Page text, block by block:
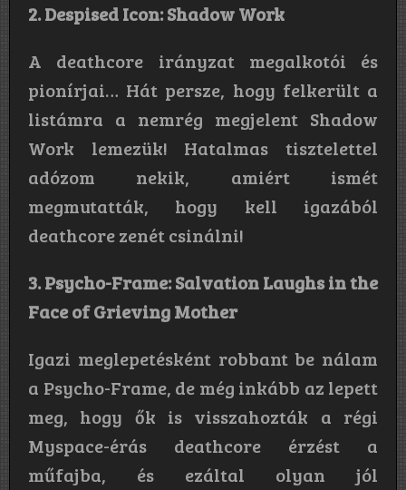
2. Despised Icon: Shadow Work
A deathcore irányzat megalkotói és
pionírjai… Hát persze, hogy felkerült a
listámra a nemrég megjelent Shadow
Work lemezük! Hatalmas tisztelettel
adózom nekik, amiért ismét
megmutatták, hogy kell igazából
deathcore zenét csinálni!
3. Psycho-Frame: Salvation Laughs in the
Face of Grieving Mother
Igazi meglepetésként robbant be nálam
a Psycho-Frame, de még inkább az lepett
meg, hogy ők is visszahozták a régi
Myspace-érás deathcore érzést a
műfajba, és ezáltal olyan jól